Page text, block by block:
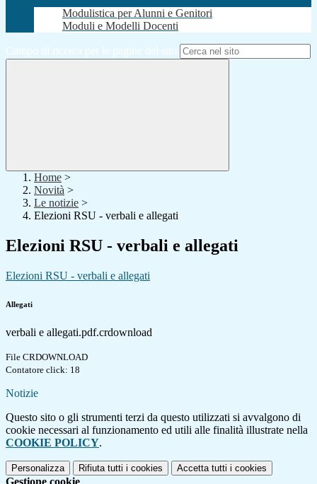
Modulistica per Alunni e Genitori
Moduli e Modelli Docenti
Campo di ricerca per le pagine del sito
Home >
Novità >
Le notizie >
Elezioni RSU - verbali e allegati
Elezioni RSU - verbali e allegati
Elezioni RSU - verbali e allegati
Allegati
verbali e allegati.pdf.crdownload
File CRDOWNLOAD
Contatore click: 18
Notizie
Questo sito o gli strumenti terzi da questo utilizzati si avvalgono di
cookie necessari al funzionamento ed utili alle finalità illustrate nella
COOKIE POLICY.
Personalizza Rifiuta tutti i cookies Accetta tutti i cookies
Gestione cookie